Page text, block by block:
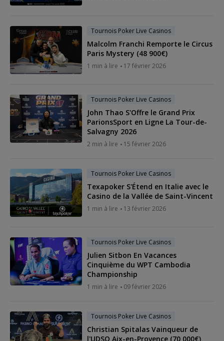
Tournois Poker Live Casinos
Malcolm Franchi Remporte le Circus
Paris Mystery (48 900€)
1 min à lire 17 février 2026
Tournois Poker Live Casinos
John Thao S'Offre le Grand Prix
ParionsSport en Ligne La Tour-de-
Salvagny 2026
2 min à lire 15 février 2026
Tournois Poker Live Casinos
Texapoker S'Étend en Italie avec le
Casino de la Vallée de Saint-Vincent
1 min à lire 13 février 2026
Tournois Poker Live Casinos
Julien Sitbon En Vacances
Cinquième du WPT Cambodia
Championship
1 min à lire 09 février 2026
Tournois Poker Live Casinos
Christian Spitalas Vainqueur de
l'UDSO Aix-en-Provence (70 000€)